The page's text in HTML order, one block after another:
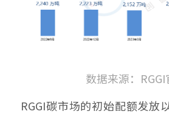
数据来源：RGGI
RGGI碳市场的初始配额发放